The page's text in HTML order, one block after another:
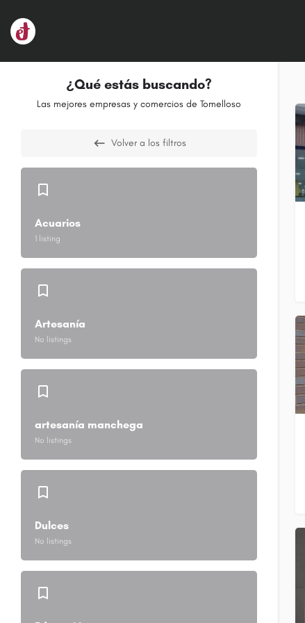
¿Qué estás buscando?
Las mejores empresas y comercios de Tomelloso
Volver a los filtros
Acuarios
1 listing
Artesanía
No listings
artesanía manchega
No listings
Dulces
No listings